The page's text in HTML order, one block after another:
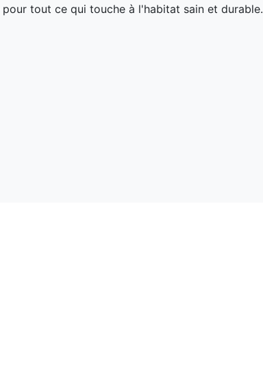
tout ce qui touche à l'habitat sain et durable.